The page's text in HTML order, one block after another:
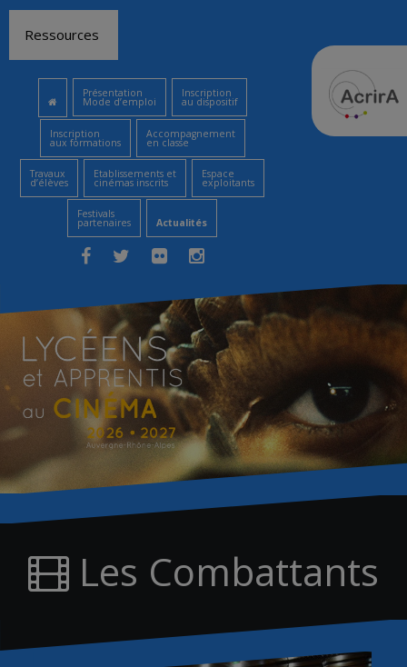
contenu
Ressources
Présentation
Mode d’emploi
Inscription
au dispositif
Inscription
aux formations
Accompagnement
en classe
Travaux
d’élèves
Etablissements et
cinémas inscrits
Espace
exploitants
Festivals
partenaires Actualités
Les Combattants